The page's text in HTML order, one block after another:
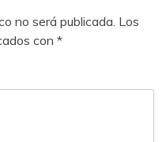
no será publicada. Los
con *